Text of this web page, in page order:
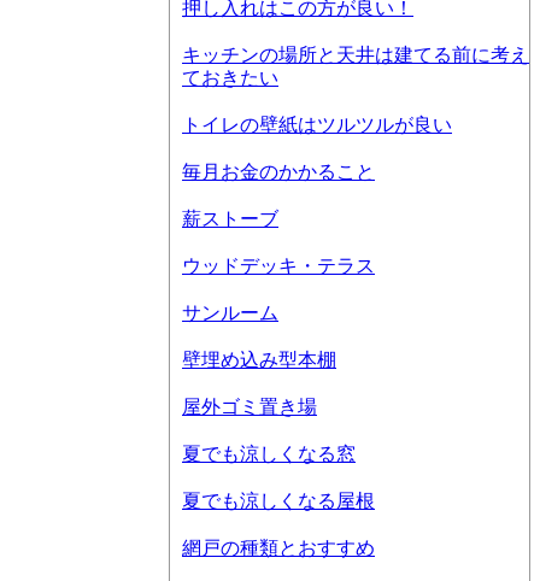
押し入れはこの方が良い！
キッチンの場所と天井は建てる前に考え
ておきたい
トイレの壁紙はツルツルが良い
毎月お金のかかること
薪ストーブ
ウッドデッキ・テラス
サンルーム
壁埋め込み型本棚
屋外ゴミ置き場
夏でも涼しくなる窓
夏でも涼しくなる屋根
網戸の種類とおすすめ